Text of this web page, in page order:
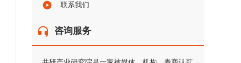
联系我们
咨询服务